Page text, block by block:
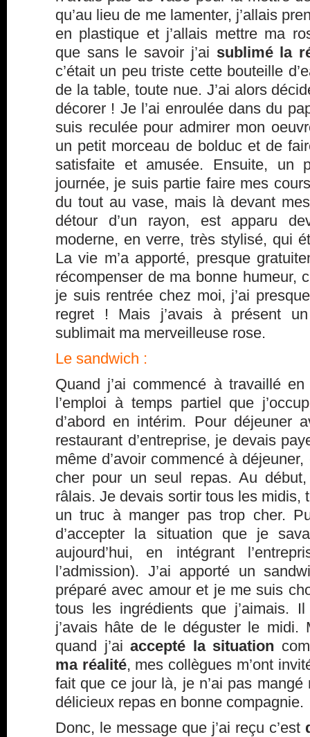
qu’au lieu de me lamenter, j’allais
en plastique et j’allais mettre ma
que sans le savoir j’ai sublimé la
c’était un peu triste cette bouteille
de la table, toute nue. J’ai alors
décorer ! Je l’ai enroulée dans du
suis reculée pour admirer mon
un petit morceau de bolduc et de
satisfaite et amusée. Ensuite, un
journée, je suis partie faire mes
du tout au vase, mais là devant
détour d’un rayon, est apparu
moderne, en verre, très stylisé, qui
La vie m’a apporté, presque
récompenser de ma bonne humeur,
je suis rentrée chez moi, j’ai
regret ! Mais j’avais à présent
sublimait ma merveilleuse rose.
Le sandwich :
Quand j’ai commencé à travaillé
l’emploi à temps partiel que
d’abord en intérim. Pour déjeuner
restaurant d’entreprise, je devais
même d’avoir commencé à
cher pour un seul repas. Au
râlais. Je devais sortir tous les midis,
un truc à manger pas trop cher.
d’accepter la situation que je
aujourd’hui, en intégrant
l’admission). J’ai apporté un
préparé avec amour et je me suis
tous les ingrédients que j’aimais.
j’avais hâte de le déguster le midi.
quand j’aiaccepté la situation
ma réalité, mes collègues m’ont
fait que ce jour là, je n’ai pas
délicieux repas en bonne compagnie.
Donc, le message que j’ai reçu c’est